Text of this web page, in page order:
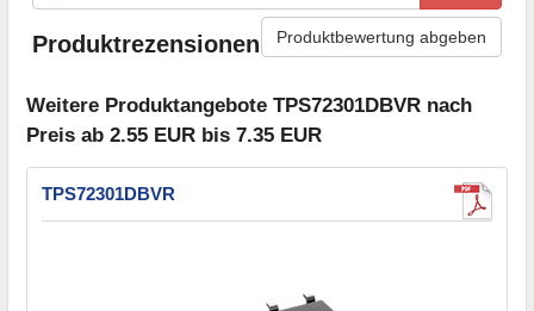
Produktrezensionen Produktbewertung abgeben
Weitere Produktangebote TPS72301DBVR nach
Preis ab 2.55 EUR bis 7.35 EUR
TPS72301DBVR